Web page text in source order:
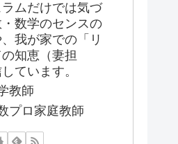
ムだけでは気づ
数学のセンスの
我が家での「リ
知恵（妻担
ています。
教師
プロ家庭教師